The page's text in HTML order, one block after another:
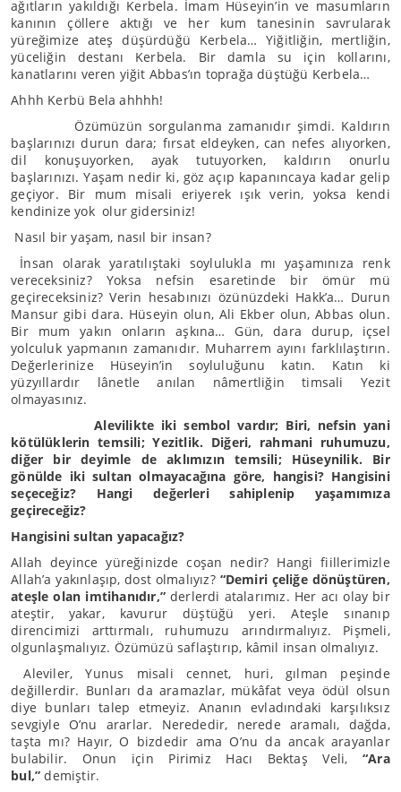
ağıtların yakıldığı Kerbela. İmam Hüseyin’in ve masumların
kanının çöllere aktığı ve her kum tanesinin savrularak
yüreğimize ateş düşürdüğü Kerbela… Yiğitliğin, mertliğin,
yüceliğin destanı Kerbela. Bir damla su için kollarını,
kanatlarını veren yiğit Abbas’ın toprağa düştüğü Kerbela…
Ahhh Kerbü Bela ahhhh!
Özümüzün sorgulanma zamanıdır şimdi. Kaldırın
başlarınızı durun dara; fırsat eldeyken, can nefes alıyorken,
dil konuşuyorken, ayak tutuyorken, kaldırın onurlu
başlarınızı. Yaşam nedir ki, göz açıp kapanıncaya kadar gelip
geçiyor. Bir mum misali eriyerek ışık verin, yoksa kendi
kendinize yok olur gidersiniz!
Nasıl bir yaşam, nasıl bir insan?
İnsan olarak yaratılıştaki soylulukla mı yaşamınıza renk
vereceksiniz? Yoksa nefsin esaretinde bir ömür mü
geçireceksiniz? Verin hesabınızı özünüzdeki Hakk’a… Durun
Mansur gibi dara. Hüseyin olun, Ali Ekber olun, Abbas olun.
Bir mum yakın onların aşkına… Gün, dara durup, içsel
yolculuk yapmanın zamanıdır. Muharrem ayını farklılaştırın.
Değerlerinize Hüseyin’in soyluluğunu katın. Katın ki
yüzyıllardır lânetle anılan nâmertliğin timsali Yezit
olmayasınız.
Alevilikte iki sembol vardır; Biri, nefsin yani
kötülüklerin temsili; Yezitlik. Diğeri, rahmani ruhumuzu,
diğer bir deyimle de aklımızın temsili; Hüseynilik. Bir
gönülde iki sultan olmayacağına göre, hangisi? Hangisini
seçeceğiz? Hangi değerleri sahiplenip yaşamımıza
geçireceğiz?
Hangisini sultan yapacağız?
Allah deyince yüreğinizde coşan nedir? Hangi fiillerimizle
Allah’a yakınlaşıp, dost olmalıyız? “Demiri çeliğe dönüştüren,
ateşle olan imtihanıdır,”derlerdi atalarımız. Her acı olay bir
ateştir, yakar, kavurur düştüğü yeri. Ateşle sınanıp
direncimizi arttırmalı, ruhumuzu arındırmalıyız. Pişmeli,
olgunlaşmalıyız. Özümüzü saflaştırıp, kâmil insan olmalıyız.
Aleviler, Yunus misali cennet, huri, gılman peşinde
değillerdir. Bunları da aramazlar, mükâfat veya ödül olsun
diye bunları talep etmeyiz. Ananın evladındaki karşılıksız
sevgiyle O’nu ararlar. Nerededir, nerede aramalı, dağda,
taşta mı? Hayır, O bizdedir ama O’nu da ancak arayanlar
bulabilir. Onun için Pirimiz Hacı Bektaş Veli,“Ara
bul,” demiştir.